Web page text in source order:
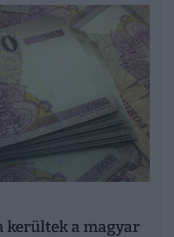
kerültek a magyar